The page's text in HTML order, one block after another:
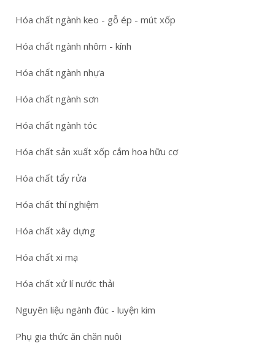
Hóa chất ngành keo - gỗ ép - mút xốp
Hóa chất ngành nhôm - kính
Hóa chất ngành nhựa
Hóa chất ngành sơn
Hóa chất ngành tóc
Hóa chất sản xuất xốp cắm hoa hữu cơ
Hóa chất tẩy rửa
Hóa chất thí nghiệm
Hóa chất xây dựng
Hóa chất xi mạ
Hóa chất xử lí nước thải
Nguyên liệu ngành đúc - luyện kim
Phụ gia thức ăn chăn nuôi